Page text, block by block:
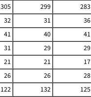
305 299 283
32 31 36
41 40 41
31 29 29
21 21 17
26 26 28
122 132 125